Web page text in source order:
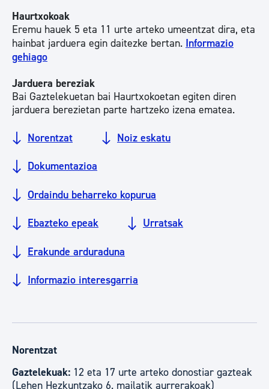
Haurtxokoak
Eremu hauek 5 eta 11 urte arteko umeentzat dira, eta
hainbat jarduera egin daitezke bertan. Informazio
gehiago
Jarduera bereziak
Bai Gaztelekuetan bai Haurtxokoetan egiten diren
jarduera berezietan parte hartzeko izena ematea.
Norentzat Noiz eskatu
Dokumentazioa
Ordaindu beharreko kopurua
Ebazteko epeak Urratsak
Erakunde arduraduna
Informazio interesgarria
Norentzat
Gaztelekuak: 12 eta 17 urte arteko donostiar gazteak
(Lehen Hezkuntzako 6. mailatik aurrerakoak)